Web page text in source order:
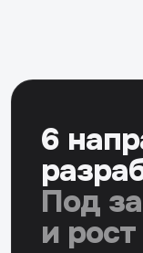
6
Под
и рост